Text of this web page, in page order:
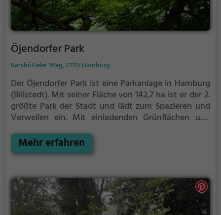
Öjendorfer Park
Barsbütteler Weg, 22117 Hamburg
Der Öjendorfer Park ist eine Parkanlage in Hamburg
(Billstedt).Mit seiner Fläche von 142,7 ha ist er der 2.
größte Park der Stadt und lädt zum Spazieren und
Verweilen ein. Mit einladenden Grünflächen und
Deutschlands zahlreiche Möglichkeiten zur
Entspannung.
Mehr erfahren